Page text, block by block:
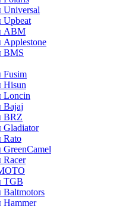
ABM
BMS
Fusim
Hisun
Loncin
Bajaj
BRZ
Rato
TGB